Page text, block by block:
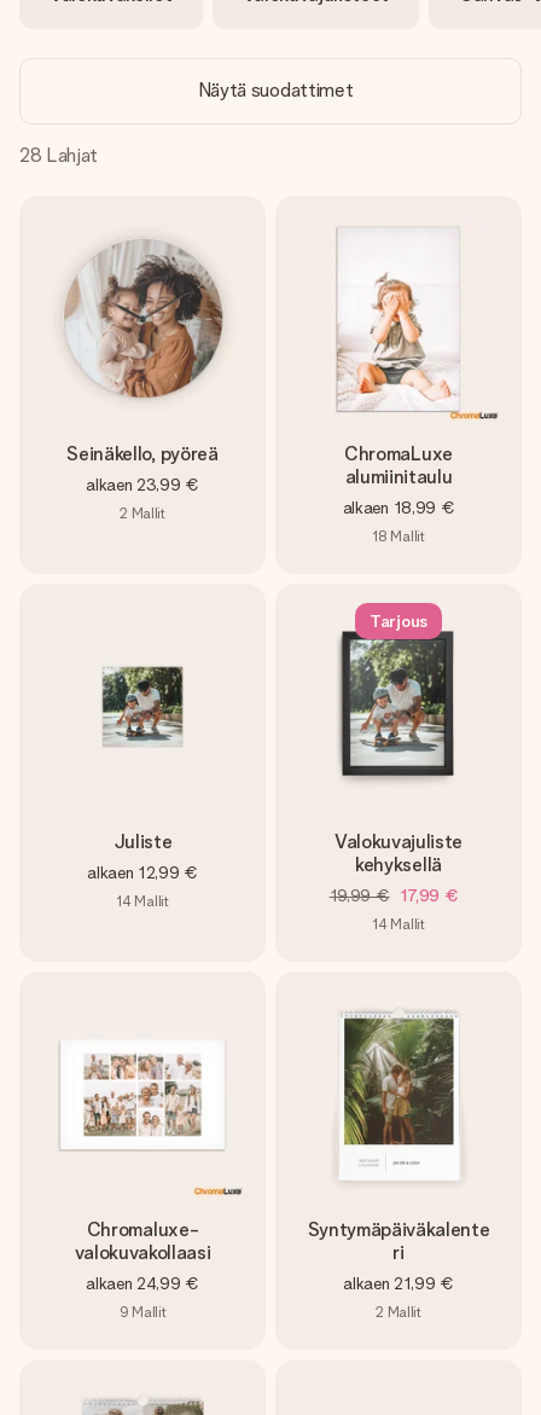
nopeammin kuin ehdit sanoa “yllätys!”
Näytä suodattimet
28 Lahjat
Seinäkello, pyöreä
alkaen 23,99 €
2 Mallit
ChromaLuxe
alumiinitaulu
alkaen 18,99 €
18 Mallit
Juliste
alkaen 12,99 €
14 Mallit
Tarjous
Valokuvajuliste
kehyksellä
19,99 € 17,99 €
14 Mallit
Chromaluxe-
valokuvakollaasi
alkaen 24,99 €
9 Mallit
Syntymäpäiväkalente
ri
alkaen 21,99 €
2 Mallit